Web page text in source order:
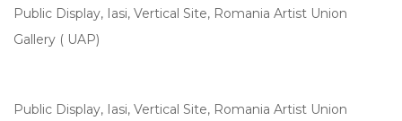
Public Display, Iasi, Vertical Site, Romania Artist Union
Gallery ( UAP)
Public Display, Iasi, Vertical Site, Romania Artist Union